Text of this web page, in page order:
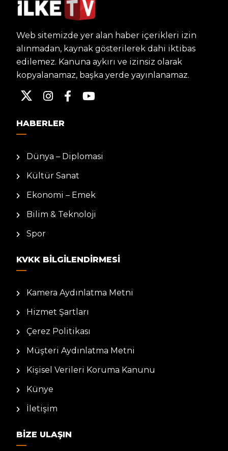
Web sitemizde yer alan haber içerikleri izin
alınmadan, kaynak gösterilerek dahi iktibas
edilemez. Kanuna aykırı ve izinsiz olarak
kopyalanamaz, başka yerde yayınlanamaz.
HABERLER
Dünya – Diplomasi
Kültür Sanat
Ekonomi – Emek
Bilim & Teknoloji
Spor
KVKK BILGILENDIRMESI
Kamera Aydınlatma Metni
Hizmet Şartları
Çerez Politikası
Müşteri Aydınlatma Metni
Kişisel Verileri Koruma Kanunu
Künye
İletişim
BIZE ULAŞIN